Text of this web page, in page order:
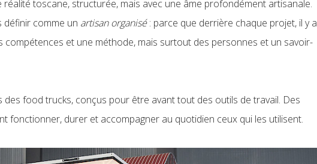
toscane, structurée, mais avec une âme profondément artisanale.
comme un artisan organisé: parce que derrière chaque projet, il y a
compétences et une méthode, mais surtout des personnes et un savoir-
food trucks, conçus pour être avant tout des outils de travail. Des
fonctionner, durer et accompagner au quotidien ceux qui les utilisent.